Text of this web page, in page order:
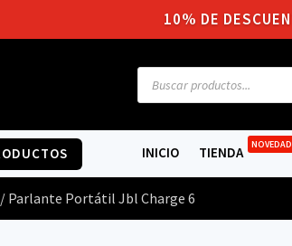
10% DE
Búsqueda
productos
INICIO TIENDA
/ Parlante Portátil Jbl Charge 6